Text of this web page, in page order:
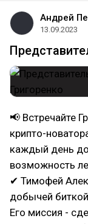
Андрей
13.09.2023
📢 Встречайте
крипто-
каждый день
возможность
✔ Тимофей
добычей
Его миссия -